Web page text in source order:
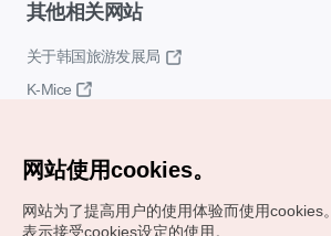
其他相关网站
关于韩国旅游发展局
K-Mice
网站使用cookies。
网站为了提高用户的使用体验而使用cookies。
表示接受cookies设定的使用。